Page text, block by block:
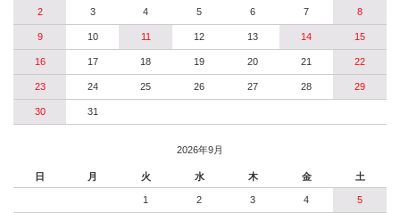
2 3 4 5 6 7 8
9 10 11 12 13 14 15
16 17 18 19 20 21 22
23 24 25 26 27 28 29
30 31
2026年9月
日 月 火 水 木 金 土
1 2 3 4 5